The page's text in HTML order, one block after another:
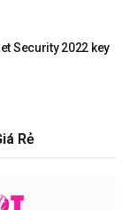
Security 2022 key
Rẻ